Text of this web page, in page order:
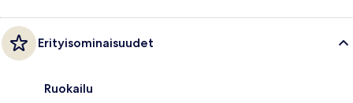
Erityisominaisuudet
Ruokailu